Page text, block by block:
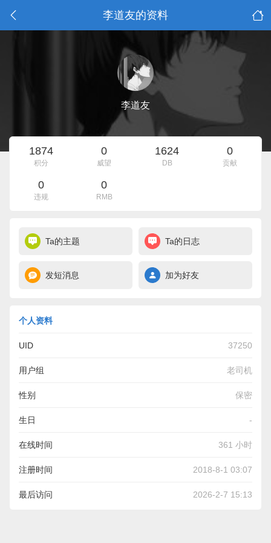
李道友的资料
李道友
1874
积分
0
威望
1624
DB
0
贡献
0
违规
0
RMB
Ta的主题 Ta的日志
发短消息 加为好友
个人资料
UID 37250
用户组 老司机
性别 保密
生日 -
在线时间 361 小时
注册时间 2018-8-1 03:07
最后访问 2026-2-7 15:13